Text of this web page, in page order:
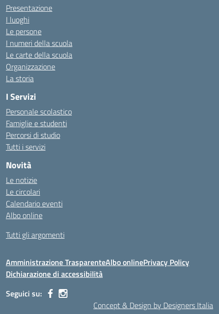
Presentazione
I luoghi
Le persone
I numeri della scuola
Le carte della scuola
Organizzazione
La storia
I Servizi
Personale scolastico
Famiglie e studenti
Percorsi di studio
Tutti i servizi
Novità
Le notizie
Le circolari
Calendario eventi
Albo online
Tutti gli argomenti
Amministrazione TrasparenteAlbo onlinePrivacy Policy
Dichiarazione di accessibilità
Seguici su:
Concept & Design by Designers Italia